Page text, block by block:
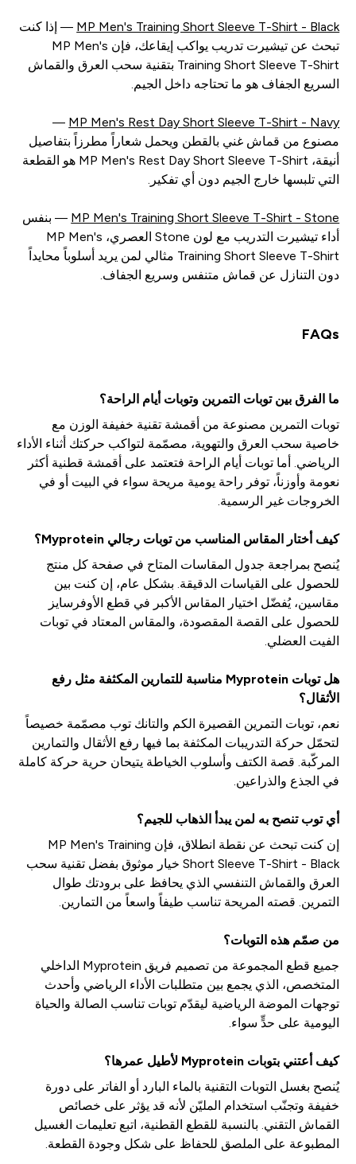
MP Men's Training Short Sleeve T-Shirt - Black — إذا كنت
تبحث عن تيشيرت تدريب يواكب إيقاعك، فإن MP Men's
Training Short Sleeve T-Shirt بتقنية سحب العرق والقماش
السريع الجفاف هو ما تحتاجه داخل الجيم.
MP Men's Rest Day Short Sleeve T-Shirt - Navy
—
مصنوع من قماش غني بالقطن ويحمل شعاراً مطرزاً بتفاصيل
أنيقة، MP Men's Rest Day Short Sleeve T-Shirt هو القطعة
التي تلبسها خارج الجيم دون أي تفكير.
MP Men's Training Short Sleeve T-Shirt - Stone — بنفس
أداء تيشيرت التدريب مع لون Stone العصري، MP Men's
Training Short Sleeve T-Shirt مثالي لمن يريد أسلوباً محايداً
دون التنازل عن قماش متنفس وسريع الجفاف.
FAQs
ما الفرق بين توبات التمرين وتوبات أيام الراحة؟
توبات التمرين مصنوعة من أقمشة تقنية خفيفة الوزن مع
خاصية سحب العرق والتهوية، مصمّمة لتواكب حركتك أثناء الأداء
الرياضي. أما توبات أيام الراحة فتعتمد على أقمشة قطنية أكثر
نعومة وأوزناً، توفر راحة يومية مريحة سواء في البيت أو في
الخروجات غير الرسمية.
كيف أختار المقاس المناسب من توبات رجالي Myprotein؟
يُنصح بمراجعة جدول المقاسات المتاح في صفحة كل منتج
للحصول على القياسات الدقيقة. بشكل عام، إن كنت بين
مقاسين، يُفضّل اختيار المقاس الأكبر في قطع الأوفرسايز
للحصول على القصة المقصودة، والمقاس المعتاد في توبات
الفيت العضلي.
هل توبات Myprotein مناسبة للتمارين المكثفة مثل رفع
الأثقال؟
نعم، توبات التمرين القصيرة الكم والتانك توب مصمّمة خصيصاً
لتحمّل حركة التدريبات المكثفة بما فيها رفع الأثقال والتمارين
المركّبة. قصة الكتف وأسلوب الخياطة يتيحان حرية حركة كاملة
في الجذع والذراعين.
أي توب تنصح به لمن يبدأ الذهاب للجيم؟
إن كنت تبحث عن نقطة انطلاق، فإن MP Men's Training
Short Sleeve T-Shirt - Black خيار موثوق بفضل تقنية سحب
العرق والقماش التنفسي الذي يحافظ على برودتك طوال
التمرين. قصته المريحة تناسب طيفاً واسعاً من التمارين.
من صمّم هذه التوبات؟
جميع قطع المجموعة من تصميم فريق Myprotein الداخلي
المتخصص، الذي يجمع بين متطلبات الأداء الرياضي وأحدث
توجهات الموضة الرياضية ليقدّم توبات تناسب الصالة والحياة
اليومية على حدٍّ سواء.
كيف أعتني بتوبات Myprotein لأطيل عمرها؟
يُنصح بغسل التوبات التقنية بالماء البارد أو الفاتر على دورة
خفيفة وتجنّب استخدام المليّن لأنه قد يؤثر على خصائص
القماش التقني. بالنسبة للقطع القطنية، اتبع تعليمات الغسيل
المطبوعة على الملصق للحفاظ على شكل وجودة القطعة.